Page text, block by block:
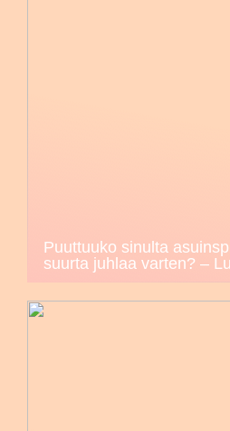
Puuttuuko sinulta
suurta juhlaa varten? –